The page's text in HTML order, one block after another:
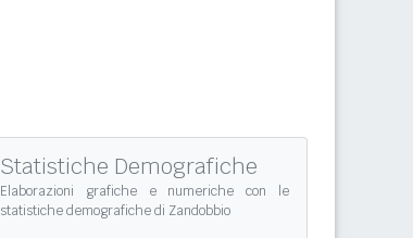
Statistiche Demografiche
Elaborazioni grafiche e numeriche con le
statistiche demografiche di Zandobbio